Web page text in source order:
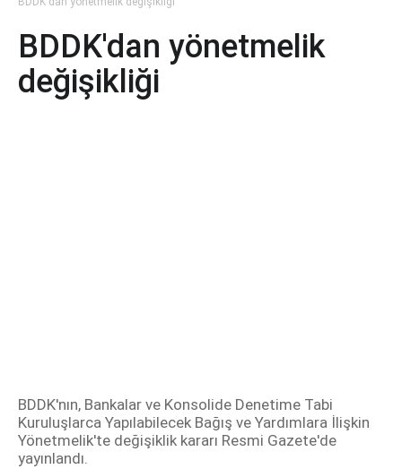
BDDK'dan yönetmelik
değişikliği
BDDK'nın, Bankalar ve Konsolide Denetime Tabi
Kuruluşlarca Yapılabilecek Bağış ve Yardımlara İlişkin
Yönetmelik'te değişiklik kararı Resmi Gazete'de
yayınlandı.